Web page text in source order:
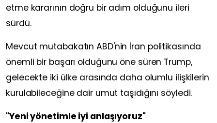
etme kararının doğru bir adım olduğunu ileri
sürdü.
Mevcut mutabakatın ABD'nin İran politikasında
önemli bir başarı olduğunu öne süren Trump,
gelecekte iki ülke arasında daha olumlu ilişkilerin
kurulabileceğine dair umut taşıdığını söyledi.
"Yeni yönetimle iyi anlaşıyoruz"